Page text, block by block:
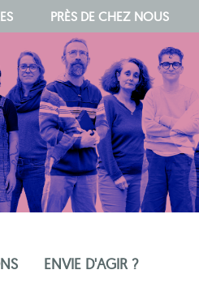
PRÈS DE CHEZ NOUS
ENVIE D'AGIR ?